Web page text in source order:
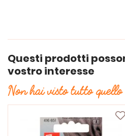
Questi prodotti
vostro interesse
Non hai visto tutto quello